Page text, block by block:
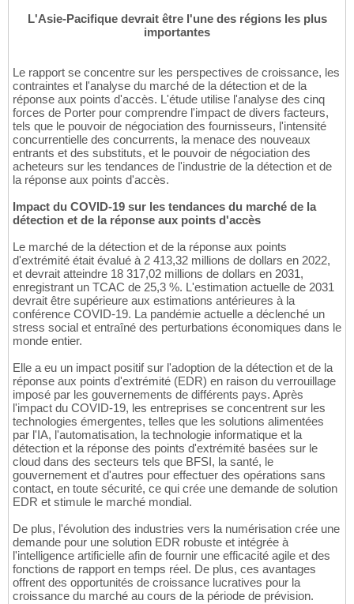
L'Asie-Pacifique devrait être l'une des régions les plus
importantes
Le rapport se concentre sur les perspectives de croissance, les
contraintes et l'analyse du marché de la détection et de la
réponse aux points d'accès. L'étude utilise l'analyse des cinq
forces de Porter pour comprendre l'impact de divers facteurs,
tels que le pouvoir de négociation des fournisseurs, l'intensité
concurrentielle des concurrents, la menace des nouveaux
entrants et des substituts, et le pouvoir de négociation des
acheteurs sur les tendances de l'industrie de la détection et de
la réponse aux points d'accès.
Impact du COVID-19 sur les tendances du marché de la
détection et de la réponse aux points d'accès
Le marché de la détection et de la réponse aux points
d'extrémité était évalué à 2 413,32 millions de dollars en 2022,
et devrait atteindre 18 317,02 millions de dollars en 2031,
enregistrant un TCAC de 25,3 %. L'estimation actuelle de 2031
devrait être supérieure aux estimations antérieures à la
conférence COVID-19. La pandémie actuelle a déclenché un
stress social et entraîné des perturbations économiques dans le
monde entier.
Elle a eu un impact positif sur l'adoption de la détection et de la
réponse aux points d'extrémité (EDR) en raison du verrouillage
imposé par les gouvernements de différents pays. Après
l'impact du COVID-19, les entreprises se concentrent sur les
technologies émergentes, telles que les solutions alimentées
par l'IA, l'automatisation, la technologie informatique et la
détection et la réponse des points d'extrémité basées sur le
cloud dans des secteurs tels que BFSI, la santé, le
gouvernement et d'autres pour effectuer des opérations sans
contact, en toute sécurité, ce qui crée une demande de solution
EDR et stimule le marché mondial.
De plus, l'évolution des industries vers la numérisation crée une
demande pour une solution EDR robuste et intégrée à
l'intelligence artificielle afin de fournir une efficacité agile et des
fonctions de rapport en temps réel. De plus, ces avantages
offrent des opportunités de croissance lucratives pour la
croissance du marché au cours de la période de prévision.